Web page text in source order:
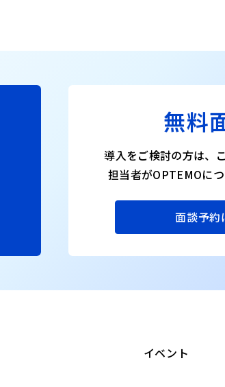
無料
導入をご検討の方は、
担当者がOPTEMOに
面談予約
イベント